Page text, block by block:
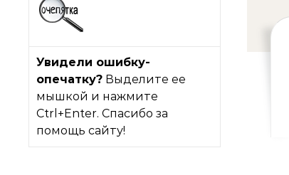
Увидели ошибку-
опечатку? Выделите ее
мышкой и нажмите
Ctrl+Enter. Спасибо за
помощь сайту!